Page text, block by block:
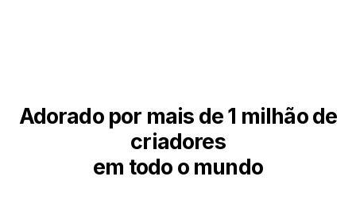
Adorado por mais de 1 milhão de
criadores
em todo o mundo